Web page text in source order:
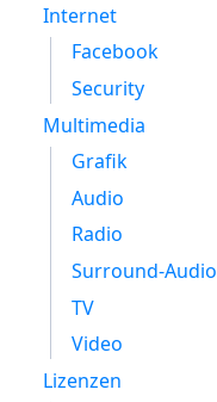
Internet
Facebook
Security
Multimedia
Grafik
Audio
Radio
Surround-Audio
TV
Video
Lizenzen